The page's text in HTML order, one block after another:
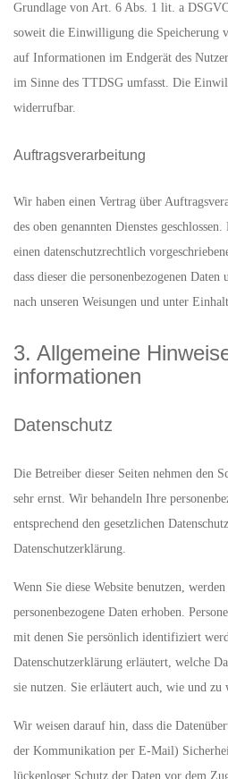
Grundlage von Art. 6 Abs. 1 lit. a
soweit die Einwilligung die Speicherung
auf Informationen im Endgerät des
im Sinne des TTDSG umfasst. Die
widerrufbar.
Auftragsverarbeitung
Wir haben einen Vertrag über
des oben genannten Dienstes
einen datenschutzrechtlich
dass dieser die personenbezogenen Daten
nach unseren Weisungen und unter
3. Allgemeine
informationen
Datenschutz
Die Betreiber dieser Seiten nehmen den
sehr ernst. Wir behandeln Ihre
entsprechend den gesetzlichen
Datenschutzerklärung.
Wenn Sie diese Website benutzen,
personenbezogene Daten erhoben.
mit denen Sie persönlich identifiziert
Datenschutzerklärung erläutert, welche
sie nutzen. Sie erläutert auch, wie und zu
Wir weisen darauf hin, dass die
der Kommunikation per E-Mail)
lückenloser Schutz der Daten vor dem